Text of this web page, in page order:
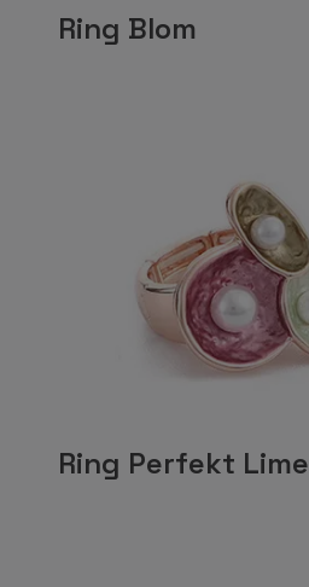
Ring Blom
Ring Perfekt Lime